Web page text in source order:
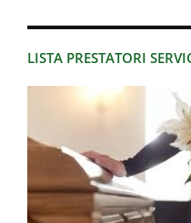
LISTA PRESTATORI